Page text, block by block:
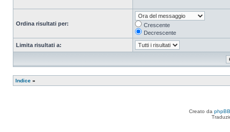
Ordina risultati per:
Crescente
Decrescente
Limita risultati a:
Indice »
Creato da phpBB